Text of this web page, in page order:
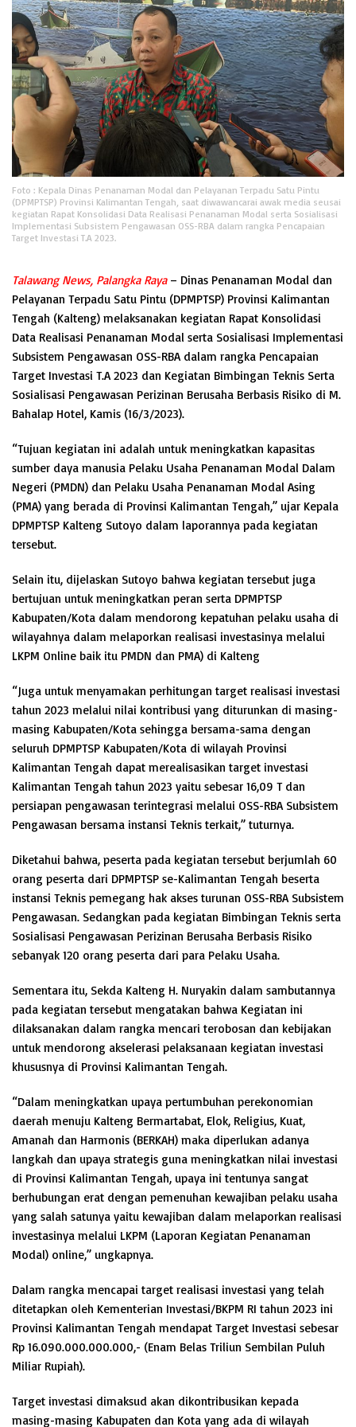
Foto : Kepala Dinas Penanaman Modal dan Pelayanan Terpadu Satu Pintu
(DPMPTSP) Provinsi Kalimantan Tengah, saat diwawancarai awak media seusai
kegiatan Rapat Konsolidasi Data Realisasi Penanaman Modal serta Sosialisasi
Implementasi Subsistem Pengawasan OSS-RBA dalam rangka Pencapaian
Target Investasi T.A 2023.
Talawang News, Palangka Raya– Dinas Penanaman Modal dan
Pelayanan Terpadu Satu Pintu (DPMPTSP) Provinsi Kalimantan
Tengah (Kalteng) melaksanakan kegiatan Rapat Konsolidasi
Data Realisasi Penanaman Modal serta Sosialisasi Implementasi
Subsistem Pengawasan OSS-RBA dalam rangka Pencapaian
Target Investasi T.A 2023 dan Kegiatan Bimbingan Teknis Serta
Sosialisasi Pengawasan Perizinan Berusaha Berbasis Risiko di M.
Bahalap Hotel, Kamis (16/3/2023).
“Tujuan kegiatan ini adalah untuk meningkatkan kapasitas
sumber daya manusia Pelaku Usaha Penanaman Modal Dalam
Negeri (PMDN) dan Pelaku Usaha Penanaman Modal Asing
(PMA) yang berada di Provinsi Kalimantan Tengah,” ujar Kepala
DPMPTSP Kalteng Sutoyo dalam laporannya pada kegiatan
tersebut.
Selain itu, dijelaskan Sutoyo bahwa kegiatan tersebut juga
bertujuan untuk meningkatkan peran serta DPMPTSP
Kabupaten/Kota dalam mendorong kepatuhan pelaku usaha di
wilayahnya dalam melaporkan realisasi investasinya melalui
LKPM Online baik itu PMDN dan PMA) di Kalteng
“Juga untuk menyamakan perhitungan target realisasi investasi
tahun 2023 melalui nilai kontribusi yang diturunkan di masing-
masing Kabupaten/Kota sehingga bersama-sama dengan
seluruh DPMPTSP Kabupaten/Kota di wilayah Provinsi
Kalimantan Tengah dapat merealisasikan target investasi
Kalimantan Tengah tahun 2023 yaitu sebesar 16,09 T dan
persiapan pengawasan terintegrasi melalui OSS-RBA Subsistem
Pengawasan bersama instansi Teknis terkait,” tuturnya.
Diketahui bahwa, peserta pada kegiatan tersebut berjumlah 60
orang peserta dari DPMPTSP se-Kalimantan Tengah beserta
instansi Teknis pemegang hak akses turunan OSS-RBA Subsistem
Pengawasan. Sedangkan pada kegiatan Bimbingan Teknis serta
Sosialisasi Pengawasan Perizinan Berusaha Berbasis Risiko
sebanyak 120 orang peserta dari para Pelaku Usaha.
Sementara itu, Sekda Kalteng H. Nuryakin dalam sambutannya
pada kegiatan tersebut mengatakan bahwa Kegiatan ini
dilaksanakan dalam rangka mencari terobosan dan kebijakan
untuk mendorong akselerasi pelaksanaan kegiatan investasi
khususnya di Provinsi Kalimantan Tengah.
“Dalam meningkatkan upaya pertumbuhan perekonomian
daerah menuju Kalteng Bermartabat, Elok, Religius, Kuat,
Amanah dan Harmonis (BERKAH) maka diperlukan adanya
langkah dan upaya strategis guna meningkatkan nilai investasi
di Provinsi Kalimantan Tengah, upaya ini tentunya sangat
berhubungan erat dengan pemenuhan kewajiban pelaku usaha
yang salah satunya yaitu kewajiban dalam melaporkan realisasi
investasinya melalui LKPM (Laporan Kegiatan Penanaman
Modal) online,” ungkapnya.
Dalam rangka mencapai target realisasi investasi yang telah
ditetapkan oleh Kementerian Investasi/BKPM RI tahun 2023 ini
Provinsi Kalimantan Tengah mendapat Target Investasi sebesar
Rp 16.090.000.000.000,- (Enam Belas Triliun Sembilan Puluh
Miliar Rupiah).
Target investasi dimaksud akan dikontribusikan kepada
masing-masing Kabupaten dan Kota yang ada di wilayah